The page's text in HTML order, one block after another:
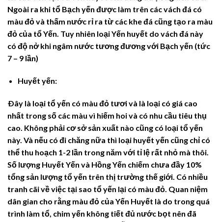
Ngoài ra khi tổ Bạch yến được làm trên các vách đá có
màu đỏ và thấm nước rỉ ra từ các khe đá cũng tạo ra màu
đỏ của tổ Yến. Tuy nhiên loại Yến huyết do vách đá này
có độ nở khi ngâm nước tương đương với Bạch yến (tức
7 – 9 lần)
Huyết yến:
Ðây là loại tổ yến có màu đỏ tươi và là loại có giá cao
nhất trong số các màu vì hiếm hoi và có nhu cầu tiêu thụ
cao. Không phải cơ sở sản xuất nào cũng có loại tổ yến
này. Và nếu có đi chăng nữa thì loại huyết yến cũng chỉ có
thể thu hoạch 1-2 lần trong năm với tỉ lệ rất nhỏ mà thôi.
Số lượng Huyết Yến và Hồng Yến chiếm chưa đầy 10%
tổng sản lượng tổ yến trên thị trường thế giới. Có nhiều
tranh cãi về việc tại sao tổ yến lại có màu đỏ. Quan niệm
dân gian cho rằng màu đỏ của Yến Huyết là do trong quá
trình làm tổ, chim yến không tiết đủ nước bọt nên đã